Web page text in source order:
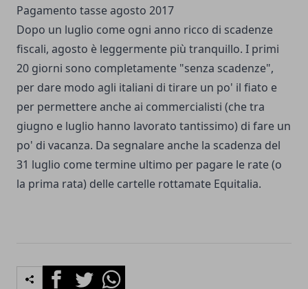
Pagamento tasse agosto 2017
Dopo un luglio come ogni anno ricco di scadenze
fiscali, agosto è leggermente più tranquillo. I primi
20 giorni sono completamente "senza scadenze",
per dare modo agli italiani di tirare un po' il fiato e
per permettere anche ai commercialisti (che tra
giugno e luglio hanno lavorato tantissimo) di fare un
po' di vacanza. Da segnalare anche la scadenza del
31 luglio come termine ultimo per pagare le rate (o
la prima rata) delle cartelle rottamate Equitalia.
FacebookTwitterWhatsapp